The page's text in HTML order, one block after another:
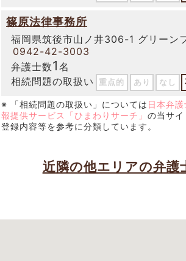
篠原法律事務所
福岡県筑後市山ノ井306-1 グリーン
0942-42-3003
弁護士数1 名
相続問題の取扱い
重点的 あり なし
※ 「相続問題の取扱い」については 日本弁
報提供サービス「ひまわりサーチ」 の当サイ
登録内容等を参考に分類しています。
近隣の他エリアの弁護